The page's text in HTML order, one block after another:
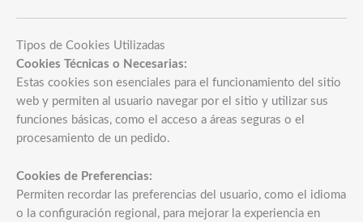
Tipos de Cookies Utilizadas
Cookies Técnicas o Necesarias:
Estas cookies son esenciales para el funcionamiento del sitio
web y permiten al usuario navegar por el sitio y utilizar sus
funciones básicas, como el acceso a áreas seguras o el
procesamiento de un pedido.
Cookies de Preferencias:
Permiten recordar las preferencias del usuario, como el idioma
o la configuración regional, para mejorar la experiencia en